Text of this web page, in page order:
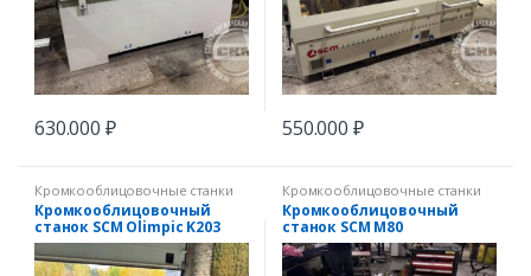
630.000 ₽ 550.000 ₽
Кромкооблицовочные станки
Кромкооблицовочный
станок SCM Olimpic K203
Кромкооблицовочные станки
Кромкооблицовочный
станок SCM M80